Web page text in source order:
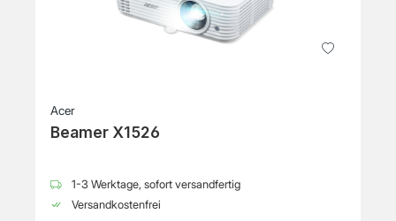
Acer
Beamer X1526
1-3 Werktage, sofort versandfertig
Versandkostenfrei